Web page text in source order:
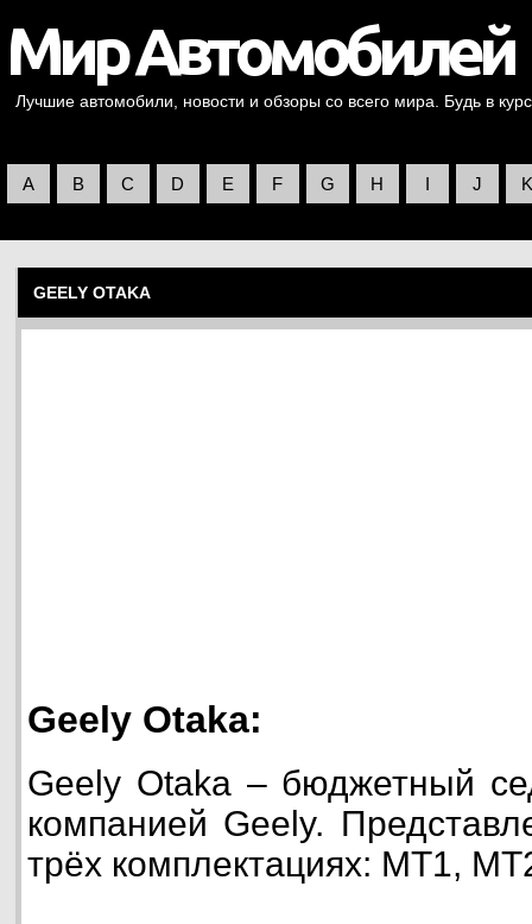
Лучшие автомобили, новости и обзоры со всего мира. Будь в
A B C D E F G H I J K
GEELY OTAKA
Geely Otaka:
Geely Otaka – бюджетный
компанией Geely.
трёх комплектациях: МТ1,